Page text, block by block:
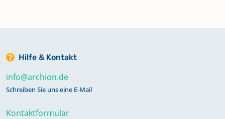
Hilfe & Kontakt
info@archion.de
Schreiben Sie uns eine E-Mail
Kontaktformular